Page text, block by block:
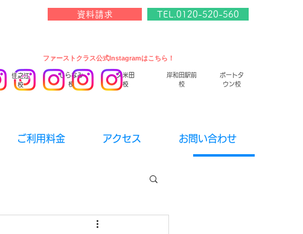
資料請求 TEL.0120-520-560
​ファーストクラス公式Instagramはこちら！
しらなみ
校
久米田
校
岸和田駅前
校
ポートタ
ウン校
住之江
校
ご利用料金 アクセス お問い合わせ